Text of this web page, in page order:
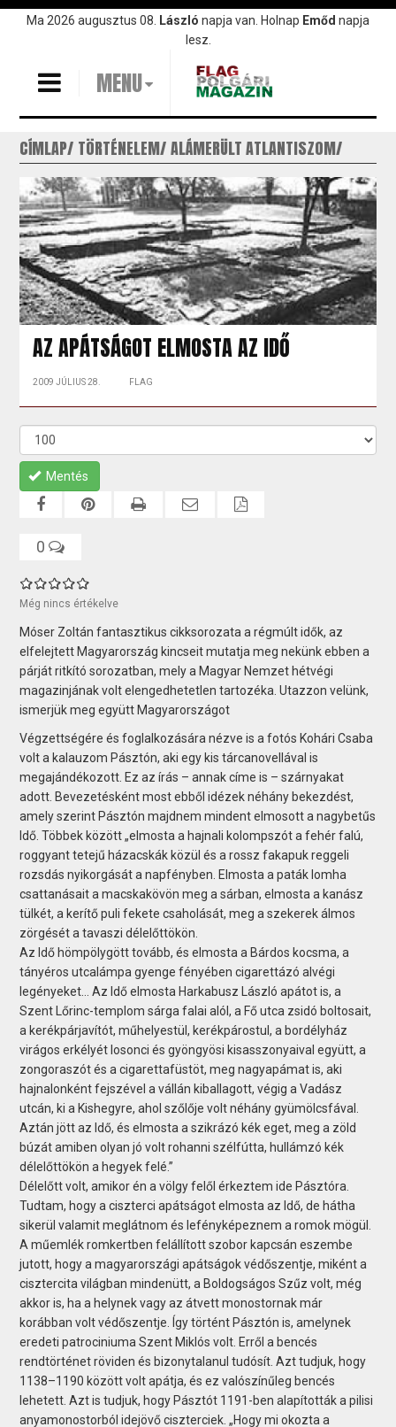
UgrásMa 2026 augusztus 08. László napja van. Holnap Emőd napja
lesz.
MENU
CÍMLAP TÖRTÉNELEM ALÁMERÜLT ATLANTISZOM
AZ APÁTSÁGOT ELMOSTA AZ IDŐ
2009 JÚLIUS 28. FLAG
Mentés
0
Még nincs értékelve
Móser Zoltán fantasztikus cikksorozata a régmúlt idők, az
elfelejtett Magyarország kincseit mutatja meg nekünk ebben a
párját ritkító sorozatban, mely a Magyar Nemzet hétvégi
magazinjának volt elengedhetetlen tartozéka. Utazzon velünk,
ismerjük meg együtt Magyarországot
Végzettségére és foglalkozására nézve is a fotós Kohári Csaba
volt a kalauzom Pásztón, aki egy kis tárcanovellával is
megajándékozott. Ez az írás – annak címe is – szárnyakat
adott. Bevezetésként most ebből idézek néhány bekezdést,
amely szerint Pásztón majdnem mindent elmosott a nagybetűs
Idő. Többek között „elmosta a hajnali kolompszót a fehér falú,
roggyant tetejű házacskák közül és a rossz fakapuk reggeli
rozsdás nyikorgását a napfényben. Elmosta a paták lomha
csattanásait a macskakövön meg a sárban, elmosta a kanász
tülkét, a kerítő puli fekete csaholását, meg a szekerek álmos
zörgését a tavaszi délelőttökön.
Az Idő hömpölygött tovább, és elmosta a Bárdos kocsma, a
tányéros utcalámpa gyenge fényében cigarettázó alvégi
legényeket… Az Idő elmosta Harkabusz László apátot is, a
Szent Lőrinc-templom sárga falai alól, a Fő utca zsidó boltosait,
a kerékpárjavítót, műhelyestül, kerékpárostul, a bordélyház
virágos erkélyét losonci és gyöngyösi kisasszonyaival együtt, a
zongoraszót és a cigarettafüstöt, meg nagyapámat is, aki
hajnalonként fejszével a vállán kiballagott, végig a Vadász
utcán, ki a Kishegyre, ahol szőlője volt néhány gyümölcsfával.
Aztán jött az Idő, és elmosta a szikrázó kék eget, meg a zöld
búzát amiben olyan jó volt rohanni szélfútta, hullámzó kék
délelőttökön a hegyek felé.”
Délelőtt volt, amikor én a völgy felől érkeztem ide Pásztóra.
Tudtam, hogy a ciszterci apátságot elmosta az Idő, de hátha
sikerül valamit meglátnom és lefényképeznem a romok mögül.
A műemlék romkertben felállított szobor kapcsán eszembe
jutott, hogy a magyarországi apátságok védőszentje, miként a
cisztercita világban mindenütt, a Boldogságos Szűz volt, még
akkor is, ha a helynek vagy az átvett monostornak már
korábban volt védőszentje. Így történt Pásztón is, amelynek
eredeti patrociniuma Szent Miklós volt. Erről a bencés
rendtörténet röviden és bizonytalanul tudósít. Azt tudjuk, hogy
1138–1190 között volt apátja, és ez valószínűleg bencés
lehetett. Azt is tudjuk, hogy Pásztót 1191-ben alapították a pilisi
anyamonostorból idejövő ciszterciek. „Hogy mi okozta a